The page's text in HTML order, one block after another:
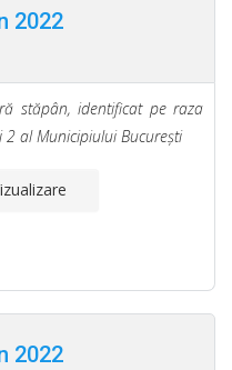
2022
stăpân, identificat pe raza
al Municipiului Bucureşti
2022